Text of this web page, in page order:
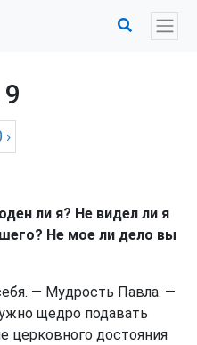
›
ли я? Не видел ли я
Не мое ли дело вы
— Мудрость Павла. —
щедро подавать
церковного достояния